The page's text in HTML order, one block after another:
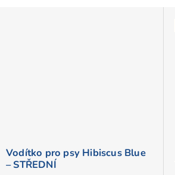
Vodítko pro psy Hibiscus Blue
– STŘEDNÍ